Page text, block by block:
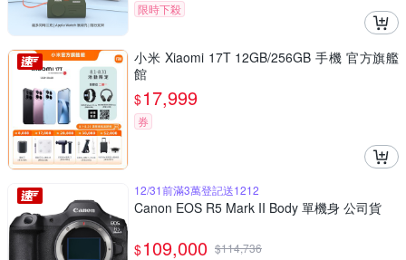
限時下殺
小米 Xiaomi 17T 12GB/256GB 手機 官方旗艦
館
$17,999
券
12/31前滿3萬登記送1212
Canon EOS R5 Mark II Body 單機身 公司貨
$109,000 $114,736